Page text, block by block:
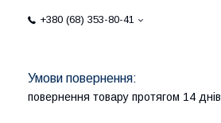
+380 (68) 353-80-41
повернення товару протягом 14 днів